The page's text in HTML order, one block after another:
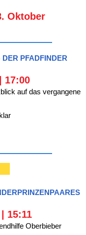
Oktober
PFADFINDER
17:00
auf das vergangene
15:11
Oberbieber